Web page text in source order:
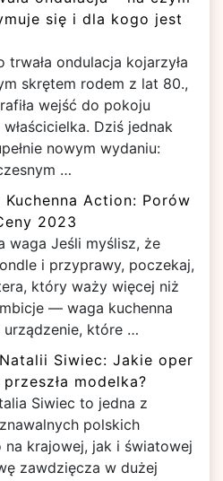
się i dla kogo jest
trwała ondulacja kojarzyła
skrętem rodem z lat 80.,
wejść do pokoju
Dziś jednak
nowym wydaniu:
…
Kuchenna Action: Porów
2023
waga Jeśli myślisz, że
i przyprawy, poczekaj,
który waży więcej niż
— waga kuchenna
które …
Siwiec: Jakie oper
modelka?
Siwiec to jedna z
polskich
na krajowej, jak i światowej
zawdzięcza w dużej